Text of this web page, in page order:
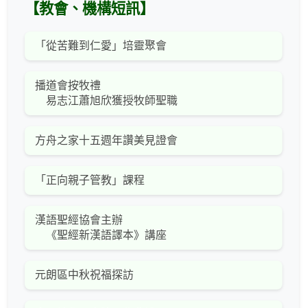
【教會、機構短訊】
「從苦難到仁愛」培靈聚會
播道會按牧禮
易志江蕭旭欣獲授牧師聖職
方舟之家十五週年讚美見證會
「正向親子管教」課程
漢語聖經協會主辦
《聖經新漢語譯本》講座
元朗區中秋祝福探訪